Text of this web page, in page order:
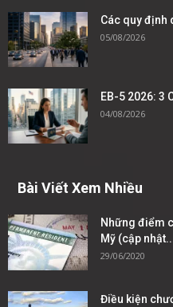
Các quy định
05/08/2026
EB-5 2026: 3
04/08/2026
Bài Viết Xem Nhiều
Những điểm
Mỹ (cập nhật...
29/06/2020
Điều kiện